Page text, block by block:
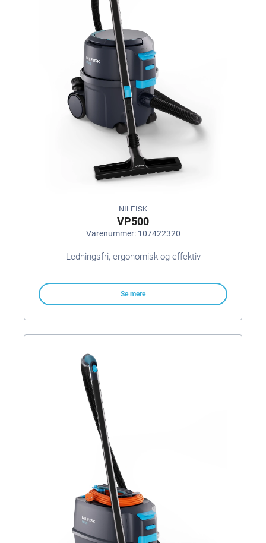
NILFISK
VP500
Varenummer: 107422320
Ledningsfri, ergonomisk og effektiv
Se mere